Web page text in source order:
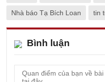
Nhà báo Tạ Bích Loan tin
Bình luận